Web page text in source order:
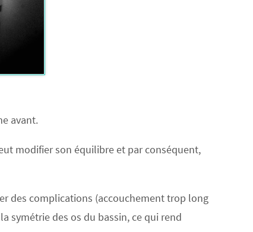
avant.
modifier son équilibre et par conséquent,
des complications (accouchement trop long
symétrie des os du bassin, ce qui rend